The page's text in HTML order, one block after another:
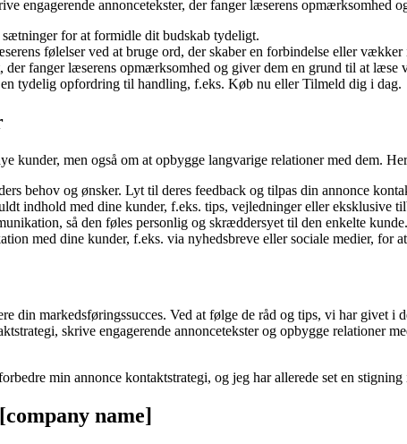
engagerende annoncetekster, der fanger læserens
for at formidle dit budskab tydeligt.
følelser ved at bruge ord, der skaber en forbindelse eller vækker
fanger læserens opmærksomhed og giver dem en grund til at læse
tydelig opfordring til handling, f.eks. Køb nu eller Tilmeld dig i dag.
kunder, men også om at opbygge langvarige relationer med dem.
behov og ønsker. Lyt til deres feedback og tilpas din annonce
indhold med dine kunder, f.eks. tips, vejledninger eller eksklusive
så den føles personlig og skræddersyet til den enkelte kunde.
med dine kunder, f.eks. via nyhedsbreve eller sociale medier, for
din markedsføringssucces. Ved at følge de råd og tips, vi har givet
skrive engagerende annoncetekster og opbygge relationer
min annonce kontaktstrategi, og jeg har allerede set en
name]